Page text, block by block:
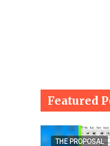
Featured
THE PROPOSAL